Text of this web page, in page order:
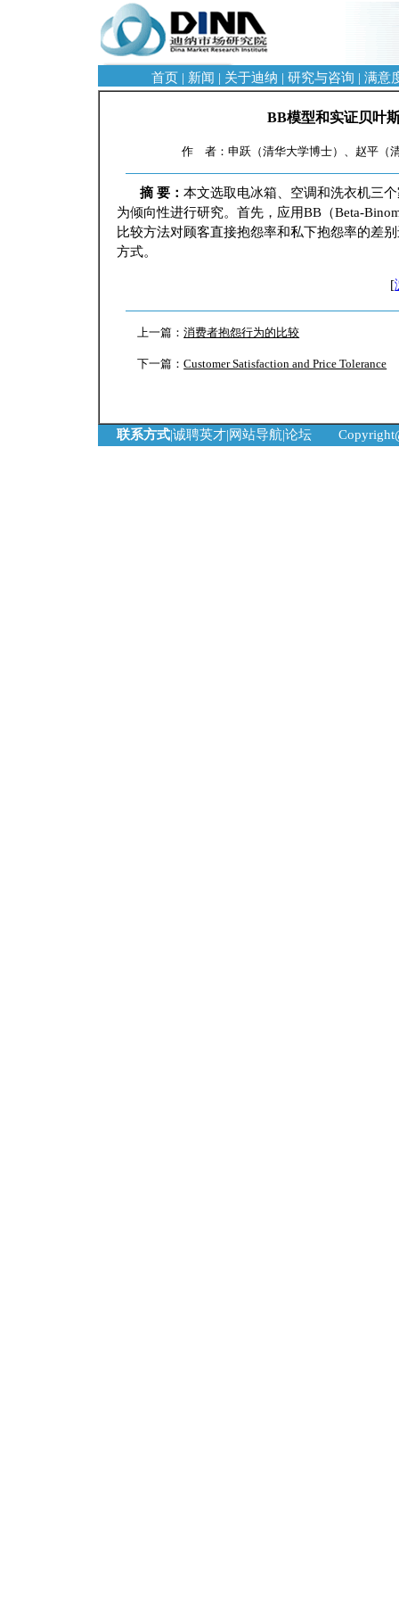
首页 | 新闻 | 关于迪纳 | 研究与咨询 | 满意
BB模型和实证贝叶
作 者：申跃（清华大学博士）、赵平
摘 要：本文选取电冰箱、空调和洗衣机三
为倾向性进行研究。首先，应用BB（Beta-
比较方法对顾客直接抱怨率和私下抱怨率的差
方式。
[
上一篇：消费者抱怨行为的比较
下一篇：Customer Satisfaction and Price Tolerance
联系方式|诚聘英才|网站导航|论坛